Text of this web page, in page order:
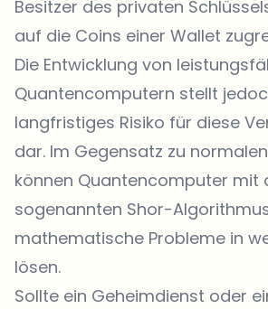
Besitzer des privaten
auf die Coins einer Wallet
Die Entwicklung von
Quantencomputern stellt
langfristiges Risiko für diese
dar. Im Gegensatz zu
können Quantencomputer mit
sogenannten Shor-
mathematische Probleme in
lösen.
Sollte ein Geheimdienst oder